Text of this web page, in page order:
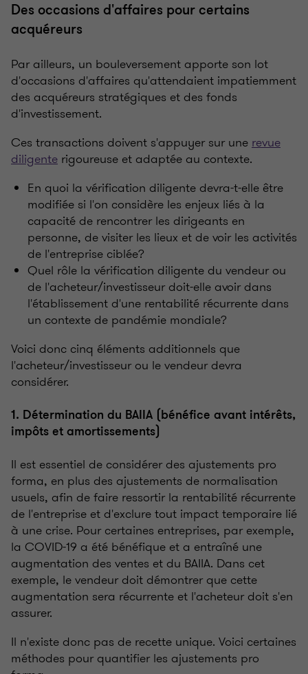
Des occasions d'affaires pour certains
acquéreurs
Par ailleurs, un bouleversement apporte son lot
d'occasions d'affaires qu'attendaient impatiemment
des acquéreurs stratégiques et des fonds
d'investissement.
Ces transactions doivent s'appuyer sur unerevue
diligente rigoureuse et adaptée au contexte.
En quoi la vérification diligente devra-t-elle être
modifiée si l'on considère les enjeux liés à la
capacité de rencontrer les dirigeants en
personne, de visiter les lieux et de voir les activités
de l'entreprise ciblée?
Quel rôle la vérification diligente du vendeur ou
de l'acheteur/investisseur doit-elle avoir dans
l'établissement d'une rentabilité récurrente dans
un contexte de pandémie mondiale?
Voici donc cinq éléments additionnels que
l'acheteur/investisseur ou le vendeur devra
considérer.
1. Détermination du BAIIA (bénéfice avant intérêts,
impôts et amortissements)
Il est essentiel de considérer des ajustements pro
forma, en plus des ajustements de normalisation
usuels, afin de faire ressortir la rentabilité récurrente
de l'entreprise et d'exclure tout impact temporaire lié
à une crise. Pour certaines entreprises, par exemple,
la COVID-19 a été bénéfique et a entraîné une
augmentation des ventes et du BAIIA. Dans cet
exemple, le vendeur doit démontrer que cette
augmentation sera récurrente et l'acheteur doit s'en
assurer.
Il n'existe donc pas de recette unique. Voici certaines
méthodes pour quantifier les ajustements pro